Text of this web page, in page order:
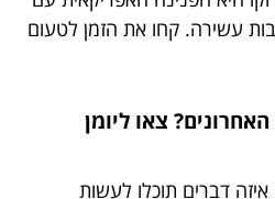
עשירה. קחו את הזמן לטעום
צאו ליומן
דברים תוכלו לעשות